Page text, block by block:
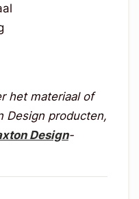
het materiaal of
Design producten,
Design-